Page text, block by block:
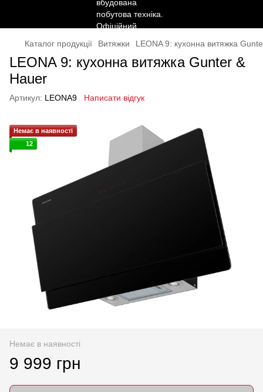
Каталог продукції Витяжки LEONA 9: кухонна витяжка
LEONA 9: кухонна витяжка Gunter &
Hauer
Артикул: LEONA9 Написати відгук
Немає в наявності
12
Немає в наявності
9 999 грн